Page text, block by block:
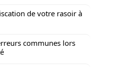
de votre rasoir à
communes lors